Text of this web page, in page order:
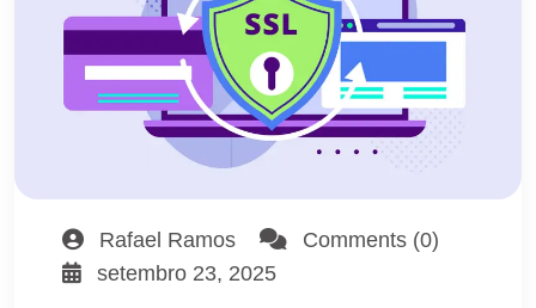
Rafael Ramos
Comments (0)
setembro 23, 2025